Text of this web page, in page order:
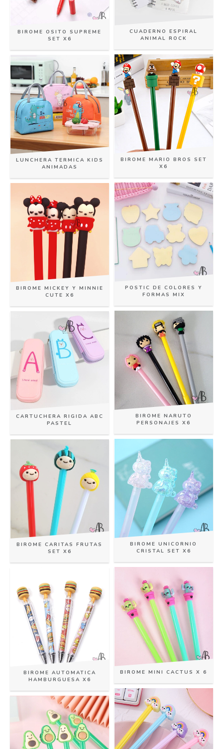
BIROME OSITO SUPREME
SET X6
CUADERNO ESPIRAL
ANIMAL ROCK
LUNCHERA TERMICA KIDS
ANIMADAS
BIROME MARIO BROS SET
X6
BIROME MICKEY Y MINNIE
CUTE X6
POSTIC DE COLORES Y
FORMAS MIX
CARTUCHERA RIGIDA ABC
PASTEL
BIROME NARUTO
PERSONAJES X6
BIROME CARITAS FRUTAS
SET X6
BIROME UNICORNIO
CRISTAL SET X6
BIROME AUTOMATICA
HAMBURGUESA X6
BIROME MINI CACTUS X 6